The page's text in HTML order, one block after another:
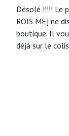
Désolé !!!!! Le
ROIS ME] ne
boutique. Il
déjà sur le